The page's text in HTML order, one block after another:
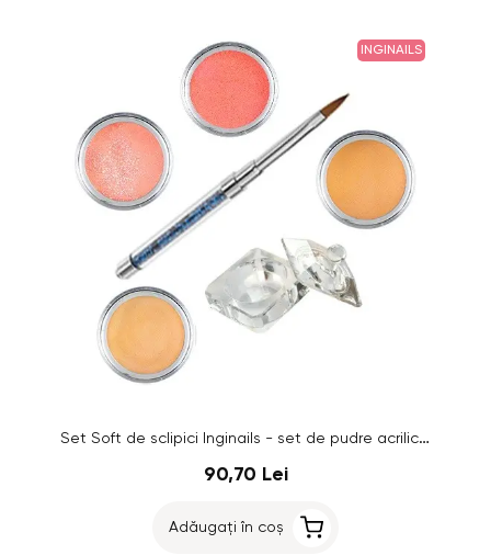
INGINAILS
Set Soft de sclipici Inginails - set de pudre acrilice colorate
90,70 Lei
Adăugați în coș